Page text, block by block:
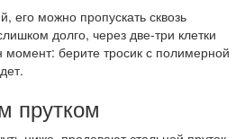
его можно пропускать сквозь
долго, через две-три клетки
берите тросик с полимерной
прутком